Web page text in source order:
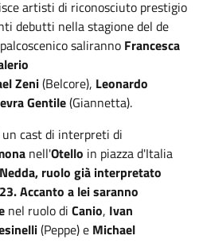
artisti di riconosciuto prestigio
debutti nella stagione del de
saliranno Francesca
Zeni(Belcore), Leonardo
Gentile(Giannetta).
cast di interpreti di
nell'Otello in piazza d'Italia
Nedda, ruolo già interpretato
Accanto a lei saranno
nel ruolo di Canio, Ivan
(Peppe) e Michael